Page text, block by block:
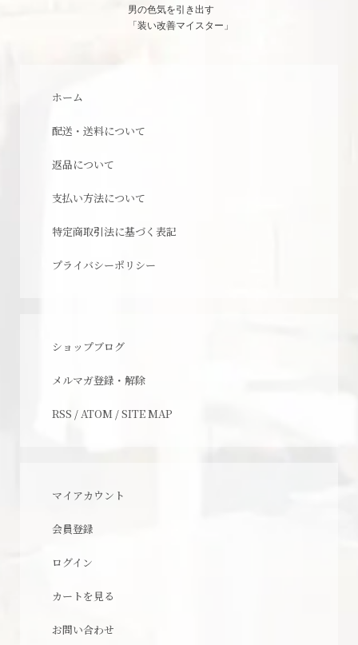
男の色気を引き出す
「装い改善マイスター」
ホーム
配送・送料について
返品について
支払い方法について
特定商取引法に基づく表記
プライバシーポリシー
ショップブログ
メルマガ登録・解除
RSS / ATOM /SITE MAP
マイアカウント
会員登録
ログイン
カートを見る
お問い合わせ